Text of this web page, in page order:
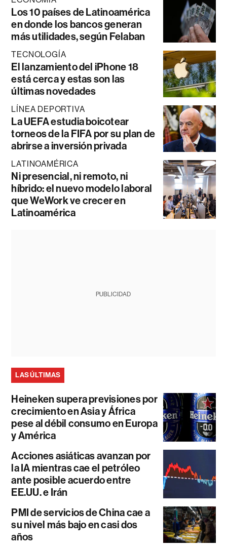
Los 10 países de Latinoamérica
en donde los bancos generan
más utilidades, según Felaban
TECNOLOGÍA
El lanzamiento del iPhone 18
está cerca y estas son las
últimas novedades
LÍNEA DEPORTIVA
La UEFA estudia boicotear
torneos de la FIFA por su plan de
abrirse a inversión privada
LATINOAMÉRICA
Ni presencial, ni remoto, ni
híbrido: el nuevo modelo laboral
que WeWork ve crecer en
Latinoamérica
PUBLICIDAD
LAS ÚLTIMAS
Heineken supera previsiones por
crecimiento en Asia y África
pese al débil consumo en Europa
y América
Acciones asiáticas avanzan por
la IA mientras cae el petróleo
ante posible acuerdo entre
EE.UU. e Irán
PMI de servicios de China cae a
su nivel más bajo en casi dos
años